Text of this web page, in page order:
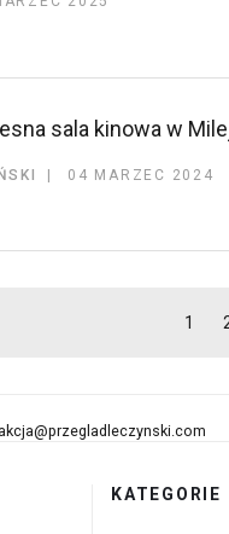
sala kinowa w
04 MARZEC 2024
1
KATEGORIE